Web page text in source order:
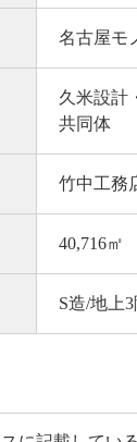
名古屋モ
久米設計
共同体
竹中工務
40,716㎡
S造/地上